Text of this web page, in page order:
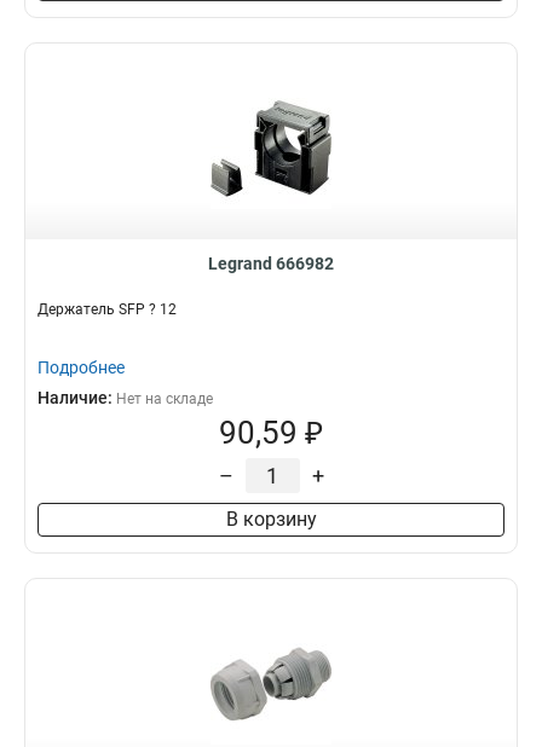
Legrand 666982
Держатель SFP ? 12
Подробнее
Наличие: Нет на складе
90,59 ₽
– +
В корзину